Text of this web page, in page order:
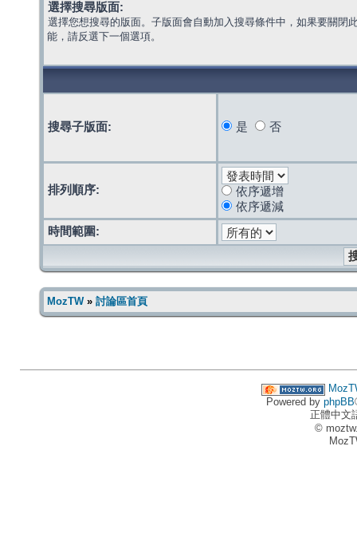
選擇搜尋版面:
選擇您想搜尋的版面。子版面會自動加入搜尋條件中，如果要關閉
能，請反選下一個選項。
搜尋子版面: 是 否
排列順序:
依序遞增
依序遞減
時間範圍:
MozTW» 討論區首頁
Powered by phpBB
正體中文
©